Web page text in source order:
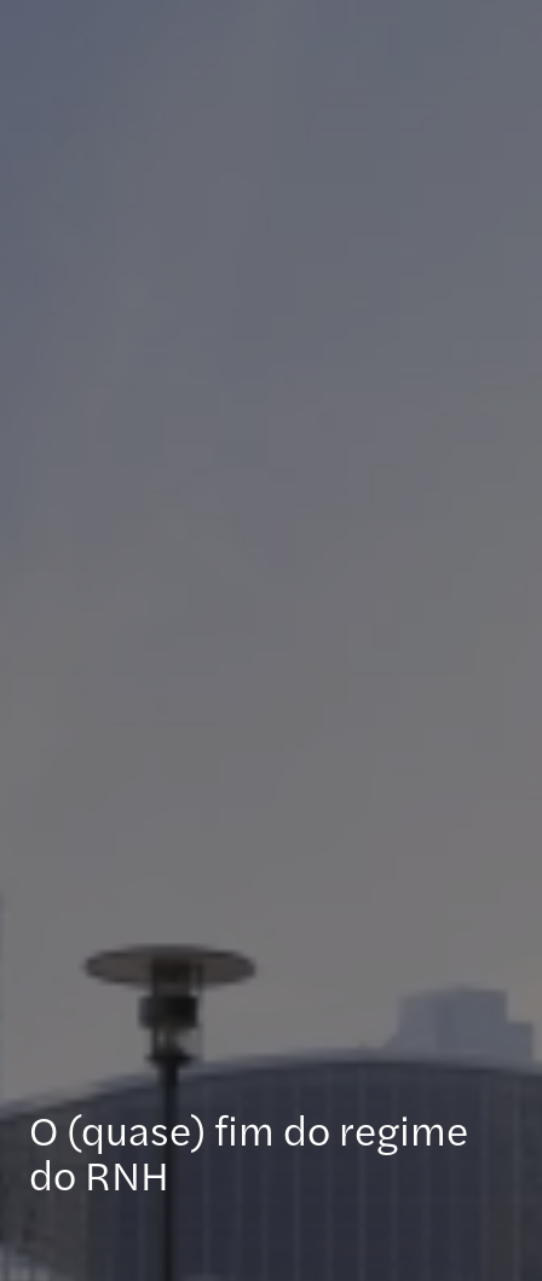
O (quase) fim do regime
do RNH